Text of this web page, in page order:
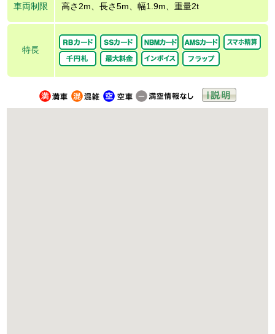
車両制限 高さ2m、長さ5m、幅1.9m、重量2t
特長